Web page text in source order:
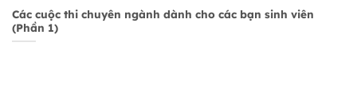
Các cuộc thi chuyên ngành dành cho các bạn sinh viên
(Phần 1)